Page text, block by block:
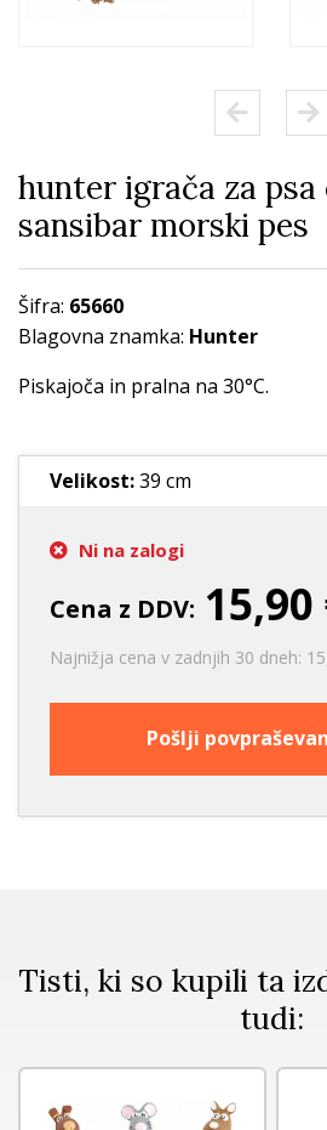
hunter igrača za psa
sansibar morski pes
Šifra: 65660
Blagovna znamka: Hunter
Piskajoča in pralna na 30°C.
Velikost:39 cm
Ni na zalogi
Cena z DDV: 15,90
Najnižja cena v zadnjih 30 dneh:
Pošlji
Tisti, ki so kupili ta
tudi: